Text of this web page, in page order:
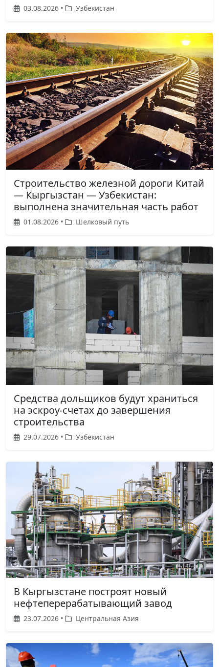
03.08.2026 • Узбекистан
Строительство железной дороги Китай
— Кыргызстан — Узбекистан:
выполнена значительная часть работ
01.08.2026 • Шелковый путь
Средства дольщиков будут храниться
на эскроу-счетах до завершения
строительства
29.07.2026 • Узбекистан
В Кыргызстане построят новый
нефтеперерабатывающий завод
23.07.2026 • Центральная Азия